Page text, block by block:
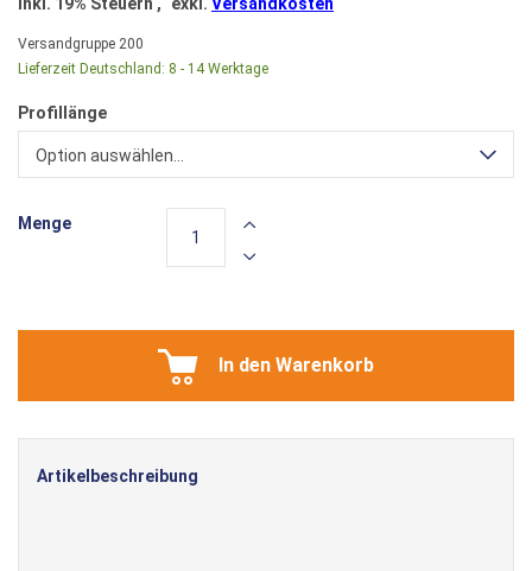
Versandgruppe 200
Lieferzeit Deutschland: 8 - 14 Werktage
Profillänge
Option auswählen...
Menge
In den Warenkorb
Artikelbeschreibung